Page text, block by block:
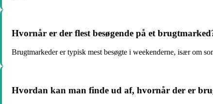
Hvornår er der flest besøgende på et
Brugtmarkeder er typisk mest besøgte i weekenderne, især om
Hvordan kan man finde ud af, hvornår der er